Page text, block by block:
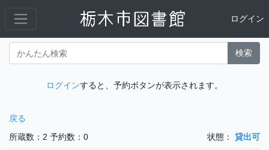
ログイン
検索
ログインすると、予約ボタンが表示されます。
戻る
所蔵数：2 予約数：0 状態： 貸出可